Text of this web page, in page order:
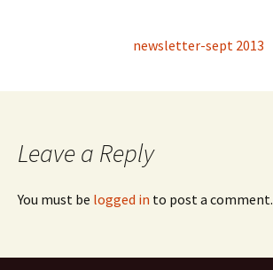
newsletter-sept 2013
Leave a Reply
You must be logged in to post a comment.